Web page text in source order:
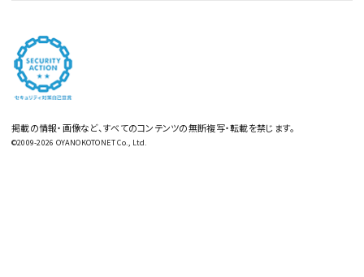
掲載の情報・画像など、すべてのコンテンツの無断複写・転載を禁じます。
©2009-2026 OYANOKOTONET Co., Ltd.